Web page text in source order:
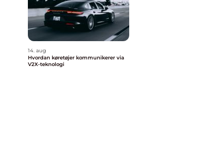
14. aug
Hvordan køretøjer kommunikerer via
V2X-teknologi